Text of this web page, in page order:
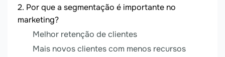
Por que a segmentação é importante no
marketing?
Melhor retenção de clientes
Mais novos clientes com menos recursos